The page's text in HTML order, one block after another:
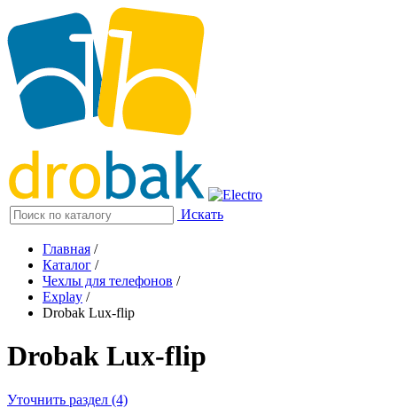
Искать
Главная /
Каталог /
Чехлы для телефонов /
Explay /
Drobak Lux-flip
Drobak Lux-flip
Уточнить раздел (4)